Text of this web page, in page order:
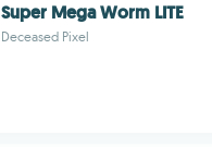
Super Mega Worm LITE
Deceased Pixel